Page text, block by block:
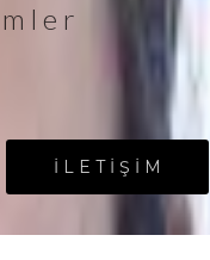
l e r
İ L E T İ Ş İ M